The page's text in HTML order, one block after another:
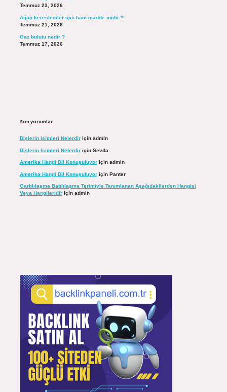
Temmuz 23, 2026
Ağaç keresteciler için ham madde midir ?
Temmuz 21, 2026
Gaz bulutu nedir ?
Temmuz 17, 2026
Son yorumlar
Dişlerin Isimleri Nelerdiriçin admin
Dişlerin Isimleri Nelerdiriçin Sevda
Amerika Hangi Dil Konuşuluyoriçin admin
Amerika Hangi Dil Konuşuluyoriçin Panter
Garblılaşma Batılılaşma Terimiyle Tanımlanan Aşağıdakilerden Hangisi
Veya Hangileridiriçin admin